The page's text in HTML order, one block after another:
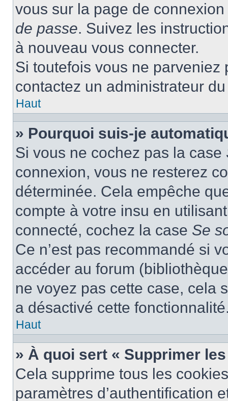
vous sur la page de
de passe. Suivez les
à nouveau vous connecter.
Si toutefois vous ne
contactez un administrateur
Haut
» Pourquoi suis-je
Si vous ne cochez pas la case
connexion, vous ne resterez
déterminée. Cela empêche
compte à votre insu en
connecté, cochez la case Se
Ce n’est pas recommandé si
accéder au forum
ne voyez pas cette case, cela
a désactivé cette
Haut
» À quoi sert « Supprimer
Cela supprime tous les
paramètres d’authentification